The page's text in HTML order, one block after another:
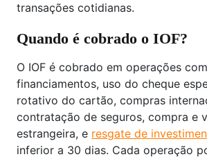
transações cotidianas.
Quando é cobrado o IOF?
O IOF é cobrado em operações
financiamentos, uso do cheque
rotativo do cartão, compras
contratação de seguros, compra e
estrangeira, e resgate de
inferior a 30 dias. Cada operação